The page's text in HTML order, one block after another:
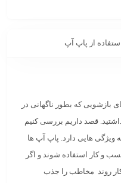
از پاپ آپ
بازشویی که بطور ناگهانی در
قصد داریم بررسی کنیم
هایی دارد. پاپ آپ ها
و کار استفاده شوند و اگر
روند مخاطب را جذب